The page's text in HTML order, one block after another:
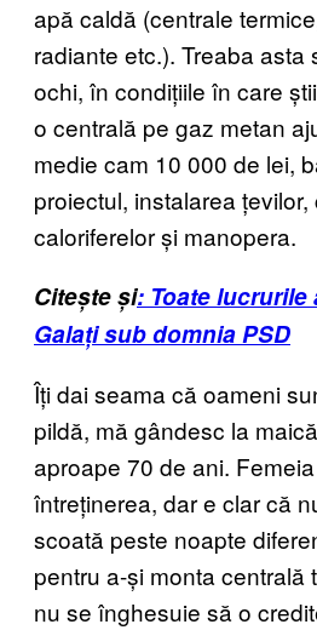
apă caldă (centrale
radiante etc.). Treaba
ochi, în condițiile în care
o centrală pe gaz metan
medie cam 10 000 de lei,
proiectul, instalarea
caloriferelor și manopera.
Citește și: Toate
Galați sub domnia PSD
Îți dai seama că oameni
pildă, mă gândesc la
aproape 70 de ani.
întreținerea, dar e clar că
scoată peste noapte
pentru a-și monta centrală
nu se înghesuie să o